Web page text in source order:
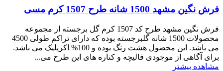
فرش نگین مشهد 1500 شانه طرح 1507 کرم مسی
فرش نگین مشهد طرح کد 1507 کرم گل برجسته از مجموعه
محصولات 1500 شانه گلبرجسته بوده که دارای تراکم طولی 4500
می باشد. این محصول هشت رنگ بوده و 100% اکریلیک می باشد.
برای آگاهی از موجودی قالیچه و کناره های این طرح می...
مشاهده بیشتر